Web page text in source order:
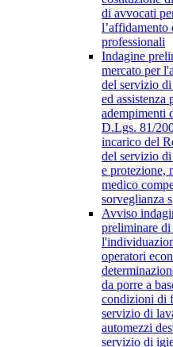
di avvocati
l’affidamento
professionali
Indagine
mercato per
del servizio di
ed assistenza
adempimenti
D.Lgs. 81/
incarico del
del servizio
e protezione,
medico
sorveglianza s
Avviso
preliminare di
operatori
da porre a
condizioni di
servizio di
automezzi
servizio di